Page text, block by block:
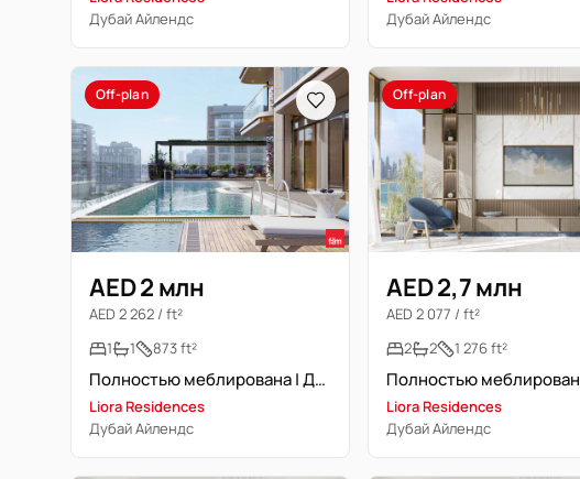
Дубай Айлендс
Дубай Айлендс
Off-plan
AED 2 млн
AED 2 262 / ft²
1
1 873 ft²
Полностью меблирована | Дубай Айлендс | План платежей 50/50
Liora Residences
Дубай Айлендс
Off-plan
AED 2,7 млн
AED 2 077 / ft²
2
2 1 276 ft²
Liora Residences
Дубай Айлендс